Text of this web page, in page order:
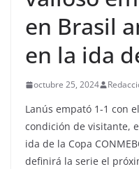
en Brasil
en la ida
octubre 25, 2024
Lanús empató 1-1 con
condición de visitante,
ida de la Copa
definirá la serie el